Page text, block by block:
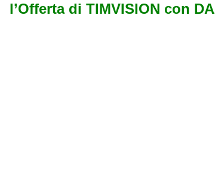
l’Offerta di TIMVISION con